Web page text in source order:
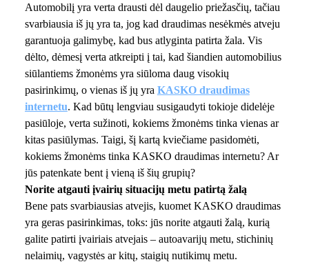
Automobilį yra verta drausti dėl daugelio priežasčių, tačiau
svarbiausia iš jų yra ta, jog kad draudimas nesėkmės atveju
garantuoja galimybę, kad bus atlyginta patirta žala. Vis
dėlto, dėmesį verta atkreipti į tai, kad šiandien automobilius
siūlantiems žmonėms yra siūloma daug visokių
pasirinkimų, o vienas iš jų yra KASKO draudimas
internetu. Kad būtų lengviau susigaudyti tokioje didelėje
pasiūloje, verta sužinoti, kokiems žmonėms tinka vienas ar
kitas pasiūlymas. Taigi, šį kartą kviečiame pasidomėti,
kokiems žmonėms tinka KASKO draudimas internetu? Ar
jūs patenkate bent į vieną iš šių grupių?
Norite atgauti įvairių situacijų metu patirtą žalą
Bene pats svarbiausias atvejis, kuomet KASKO draudimas
yra geras pasirinkimas, toks: jūs norite atgauti žalą, kurią
galite patirti įvairiais atvejais – autoavarijų metu, stichinių
nelaimių, vagystės ar kitų, staigių nutikimų metu.